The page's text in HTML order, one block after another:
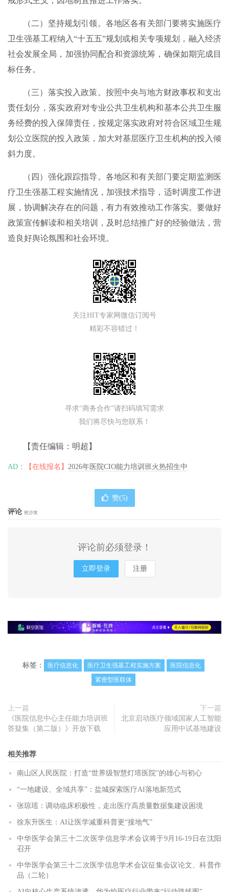
（二）坚持规划引领。各地区各有关部门要将实施医疗
卫生强基工程纳入“十五五”规划或相关专项规划，融入经济
社会发展全局，加强协同配合和资源统筹，确保如期完成目
标任务。
（三）落实投入政策。按照中央与地方财政事权和支出
责任划分，落实政府对专业公共卫生机构和基本公共卫生服
务经费的投入保障责任，按规定落实政府对符合区域卫生规
划公立医院的投入政策，加大对基层医疗卫生机构的投入倾
斜力度。
（四）强化跟踪指导。各地区和有关部门要定期监测医
疗卫生强基工程实施情况，加强技术指导，适时调度工作进
展，协调解决存在的问题，有力有效推动工作落实。要做好
政策宣传解读和相关培训，及时总结推广好的经验做法，营
造良好舆论氛围和社会环境。
关注HIT专家网微信订阅号
精彩不容错过！
寻求“商务合作”请扫码填写需求
我们将尽快与您联系！
【责任编辑：明超】
AD： 【在线报名】 2026年医院CIO能力培训班火热招生中
赞(5)
评论 抢沙发
评论前必须登录！
立即登录 注册
标签： 医疗信息化 医疗卫生强基工程实施方案
医院信息化
紧密型医联体
上一篇
《医院信息中心主任能力培训班
答疑集（第二版）》开放下载
下一篇
北京启动医疗领域国家人工智能
应用中试基地建设
相关推荐
南山区人民医院：打造“世界级智慧灯塔医院”的雄心与初心
“一地建设、全域共享”：盐城探索医疗AI落地新范式
张琼瑶：调动临床积极性，走出医疗高质量数据集建设困境
徐东升医生：AI让医学减重科普更“接地气”
中华医学会第三十二次医学信息学术会议将于9月16-19日在沈阳
召开
中华医学会第三十二次医学信息学术会议征集会议论文、科普作
品（二轮）